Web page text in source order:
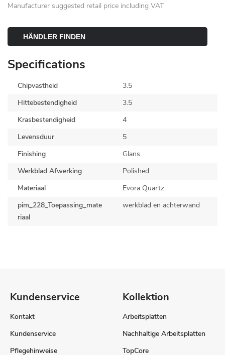
Manufacturer suggested retail price including VAT
HÄNDLER FINDEN
Specifications
Chipvastheid
3.5
Hittebestendigheid
3.5
Krasbestendigheid
4
Levensduur
5
Finishing
Glans
Werkblad Afwerking
Polished
Materiaal
Evora Quartz
pim_228_Toepassing_mate
riaal
werkblad en achterwand
Kundenservice
Kontakt
Kundenservice
Pflegehinweise
Kollektion
Arbeitsplatten
Nachhaltige Arbeitsplatten
TopCore